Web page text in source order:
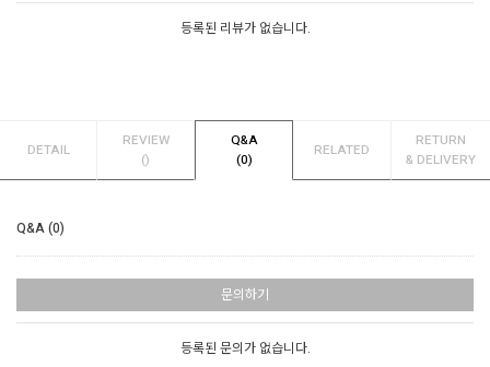
등록된 리뷰가 없습니다.
DETAIL
REVIEW
()
Q&A
(0)
RELATED
RETURN
& DELIVERY
Q&A (0)
문의하기
등록된 문의가 없습니다.